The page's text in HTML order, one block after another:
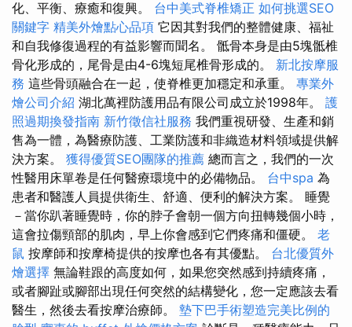
化、平衡、療癒和復興。 台中美式脊椎矯正 如何挑選SEO
關鍵字 精美外燴點心品項 它因其對我們的整體健康、福祉
和自我修復過程的有益影響而聞名。 骶骨本身是由5塊骶椎
骨化形成的，尾骨是由4-6塊短尾椎骨形成的。 新北按摩服
務 這些骨頭融合在一起，使脊椎更加穩定和承重。 專業外
燴公司介紹 湖北萬裡防護用品有限公司成立於1998年。 護
照過期換發指南 新竹徵信社服務 我們重視研發、生產和銷
售為一體，為醫療防護、工業防護和非織造材料領域提供解
決方案。 獲得優質SEO團隊的推薦 總而言之，我們的一次
性醫用床單卷是任何醫療環境中的必備物品。 台中spa 為
患者和醫護人員提供衛生、舒適、便利的解決方案。 睡覺
－當你趴著睡覺時，你的脖子會朝一個方向扭轉幾個小時，
這會拉傷頸部的肌肉，早上你會感到它們疼痛和僵硬。 老
鼠 按摩師和按摩椅提供的按摩也各有其優點。 台北優質外
燴選擇 無論鞋跟的高度如何，如果您突然感到持續疼痛，
或者腳趾或腳部出現任何突然的結構變化，您一定應該去看
醫生，然後去看按摩治療師。 墊下巴手術塑造完美比例的